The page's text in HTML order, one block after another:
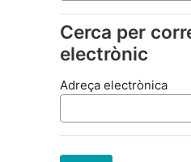
Cerca per
Cerca per
electrònic
Adreça electrònica